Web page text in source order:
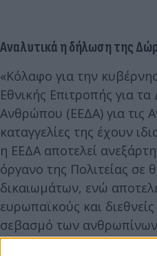
Αναλυτικά η δήλωση της
«Κόλαφο για την
Εθνικής Επιτροπής για
Ανθρώπου (ΕΕΔΑ) για τις
καταγγελίες της έχουν
η ΕΕΔΑ αποτελεί
όργανο της Πολιτείας
δικαιωμάτων, ενώ
ευρωπαϊκούς και
σεβασμό των